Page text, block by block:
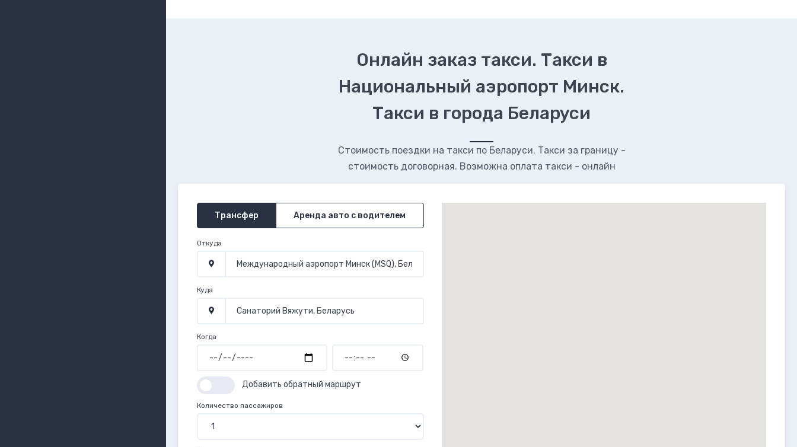
Онлайн заказ такси. Такси в
Национальный аэропорт Минск.
Такси в города Беларуси
Стоимость поездки на такси по Беларуси. Такси за границу -
стоимость договорная. Возможна оплата такси - онлайн
Трансфер Аренда авто с водителем
Откуда
Куда
Когда
Добавить обратный маршрут
Количество пассажиров